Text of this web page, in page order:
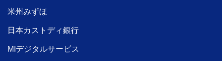
米州みずほ
日本カストディ銀行
MIデジタルサービス